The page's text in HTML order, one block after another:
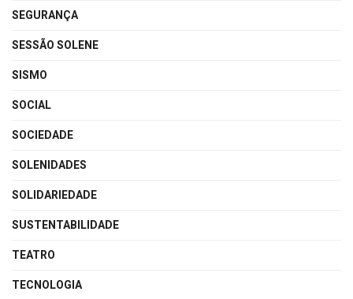
SEGURANÇA
SESSÃO SOLENE
SISMO
SOCIAL
SOCIEDADE
SOLENIDADES
SOLIDARIEDADE
SUSTENTABILIDADE
TEATRO
TECNOLOGIA